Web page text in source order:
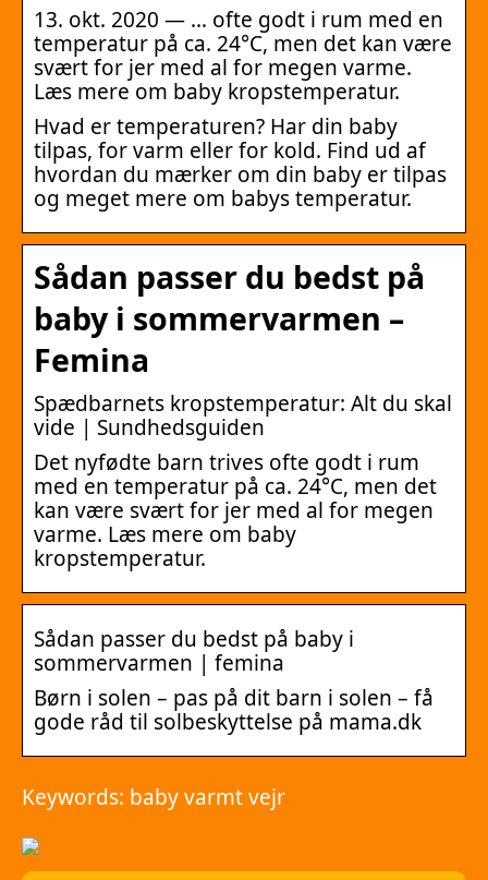
13. okt. 2020 — … ofte godt i rum med en
temperatur på ca. 24°C, men det kan være
svært for jer med al for megen varme.
Læs mere om baby kropstemperatur.
Hvad er temperaturen? Har din baby
tilpas, for varm eller for kold. Find ud af
hvordan du mærker om din baby er tilpas
og meget mere om babys temperatur.
Sådan passer du bedst på
baby i sommervarmen –
Femina
Spædbarnets kropstemperatur: Alt du skal
vide | Sundhedsguiden
Det nyfødte barn trives ofte godt i rum
med en temperatur på ca. 24°C, men det
kan være svært for jer med al for megen
varme. Læs mere om baby
kropstemperatur.
Sådan passer du bedst på baby i
sommervarmen | femina
Børn i solen – pas på dit barn i solen – få
gode råd til solbeskyttelse på mama.dk
Keywords: baby varmt vejr